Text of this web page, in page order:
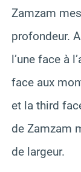
Zamzam
profondeur.
l’une face à
face aux
et la third
de Zamzam
de largeur.